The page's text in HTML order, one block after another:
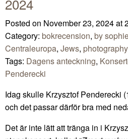
Posted on November 23, 2024 at
Category: bokrecension, by
Centraleuropa, Jews, photography
Tags: Dagens anteckning,
Penderecki
Idag skulle Krzysztof Penderecki
och det passar därför bra med
Det är inte lätt att tränga in i